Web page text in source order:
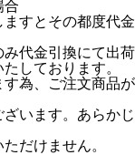
合
すとその都度代金
代金引換にて出荷
しております。
為、ご注文商品が
います。あらかじ
だけません。